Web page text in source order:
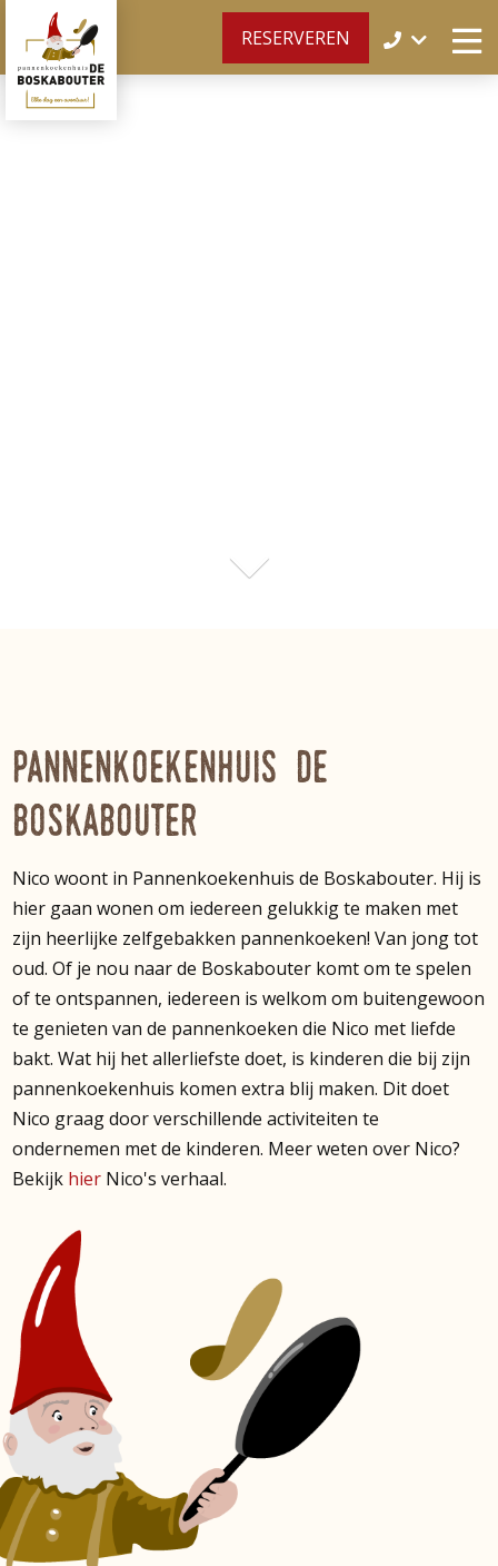
RESERVEREN
Pannenkoekenhuis De
Boskabouter
Nico woont in Pannenkoekenhuis de Boskabouter. Hij is
hier gaan wonen om iedereen gelukkig te maken met
zijn heerlijke zelfgebakken pannenkoeken! Van jong tot
oud. Of je nou naar de Boskabouter komt om te spelen
of te ontspannen, iedereen is welkom om buitengewoon
te genieten van de pannenkoeken die Nico met liefde
bakt. Wat hij het allerliefste doet, is kinderen die bij zijn
pannenkoekenhuis komen extra blij maken. Dit doet
Nico graag door verschillende activiteiten te
ondernemen met de kinderen. Meer weten over Nico?
Bekijk hier Nico's verhaal.